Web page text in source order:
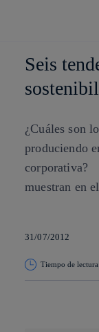
Seis
¿Cuáles son
produciendo
corporativa?
muestran en
31/07/2012
Tiempo de